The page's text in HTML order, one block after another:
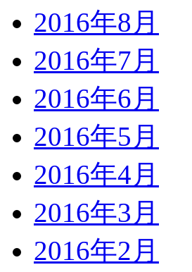
2016年8月
2016年7月
2016年6月
2016年5月
2016年4月
2016年3月
2016年2月